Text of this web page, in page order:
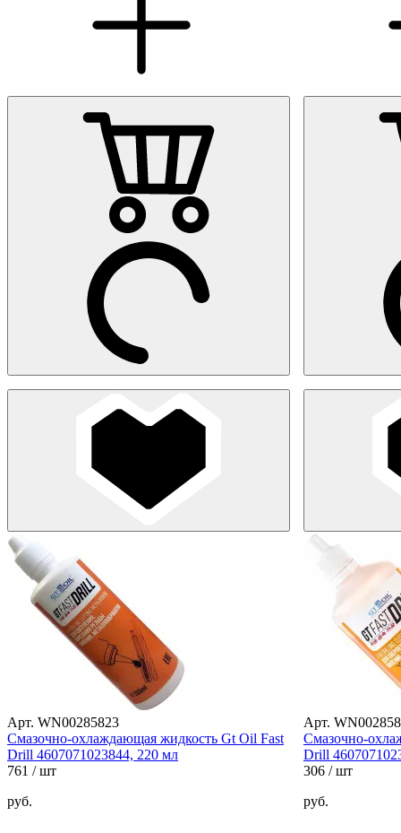
Арт. WN00285823
Смазочно-охлаждающая жидкость Gt Oil Fast
Drill 4607071023844, 220 мл
761 / шт
руб.
Арт.
Смазочно-
Drill
306 / шт
руб.